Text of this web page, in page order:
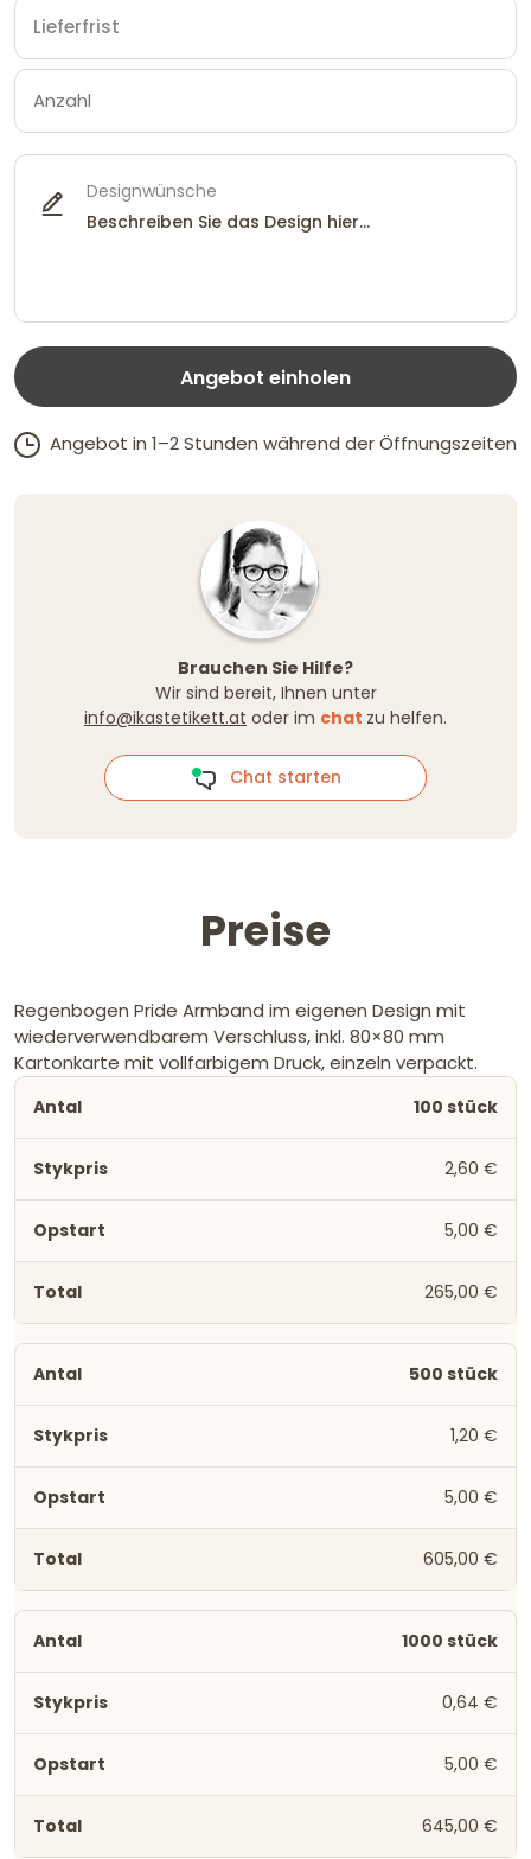
Designwünsche
Angebot einholen
Angebot in 1–2 Stunden während der Öffnungszeiten
Brauchen Sie Hilfe?
Wir sind bereit, Ihnen unter
info@ikastetikett.at oder im chat zu helfen.
Chat starten
Preise
Regenbogen Pride Armband im eigenen Design mit
wiederverwendbarem Verschluss, inkl. 80×80 mm
Kartonkarte mit vollfarbigem Druck, einzeln verpackt.
100 stück
2,60 €
5,00 €
265,00 €
500 stück
1,20 €
5,00 €
605,00 €
1000 stück
0,64 €
5,00 €
645,00 €